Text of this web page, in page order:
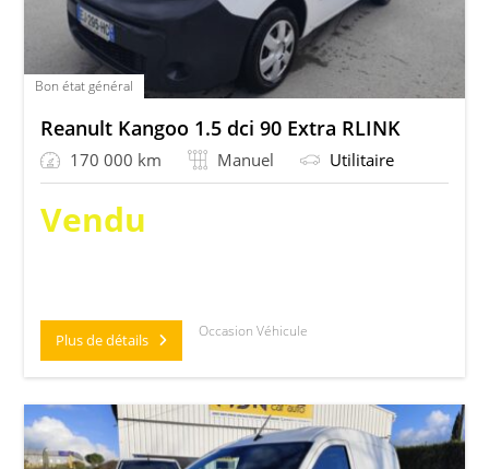
Bon état général
Reanult Kangoo 1.5 dci 90 Extra RLINK
170 000 km Manuel Utilitaire
Vendu
Plus de détails Occasion Véhicule